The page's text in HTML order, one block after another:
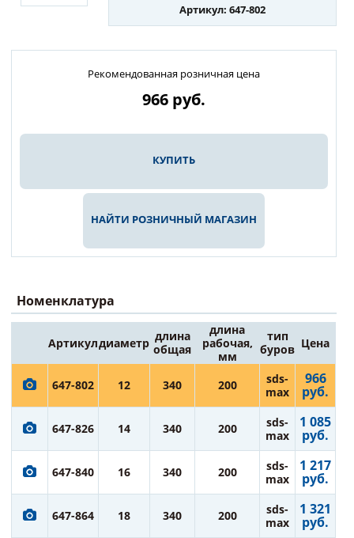
Артикул: 647-802
Рекомендованная розничная цена
966 руб.
КУПИТЬ
НАЙТИ РОЗНИЧНЫЙ МАГАЗИН
Номенклатура
Артикулдиаметр длина
общая
длина
рабочая,
мм
тип
буров Цена
647-802 12 340 200
sds-
max
966
руб.
647-826 14 340 200
sds-
max
1 085
руб.
647-840 16 340 200
sds-
max
1 217
руб.
647-864 18 340 200
sds-
max
1 321
руб.